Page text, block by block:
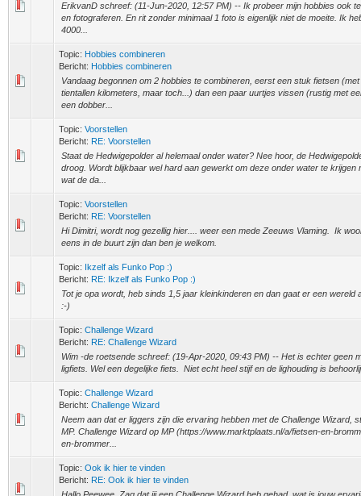
ErikvanD schreef: (11-Jun-2020, 12:57 PM) -- Ik probeer mijn hobbies ook
en fotograferen. En rit zonder minimaal 1 foto is eigenlijk niet de moeite. Ik
4000...
Topic: Hobbies combineren
Bericht: Hobbies combineren
Vandaag begonnen om 2 hobbies te combineren, eerst een stuk fietsen
tientallen kilometers, maar toch...) dan een paar uurtjes vissen (rustig met
een dobber...
Topic: Voorstellen
Bericht: RE: Voorstellen
Staat de Hedwigepolder al helemaal onder water? Nee hoor, de
droog. Wordt blijkbaar wel hard aan gewerkt om deze onder water te krijgen
wat de da...
Topic: Voorstellen
Bericht: RE: Voorstellen
Hi Dimitri, wordt nog gezellig hier.... weer een mede Zeeuws Vlaming. Ik
eens in de buurt zijn dan ben je welkom.
Topic: Ikzelf als Funko Pop :)
Bericht: RE: Ikzelf als Funko Pop :)
Tot je opa wordt, heb sinds 1,5 jaar kleinkinderen en dan gaat er een wereld
:-)
Topic: Challenge Wizard
Bericht: RE: Challenge Wizard
Wim -de roetsende schreef: (19-Apr-2020, 09:43 PM) -- Het is echter geen
ligfiets. Wel een degelijke fiets. Niet echt heel stijf en de lighouding is
Topic: Challenge Wizard
Bericht: Challenge Wizard
Neem aan dat er liggers zijn die ervaring hebben met de Challenge Wizard,
MP. Challenge Wizard op MP (https://www.marktplaats.nl/a/fietsen-en-
en-brommer...
Topic: Ook ik hier te vinden
Bericht: RE: Ook ik hier te vinden